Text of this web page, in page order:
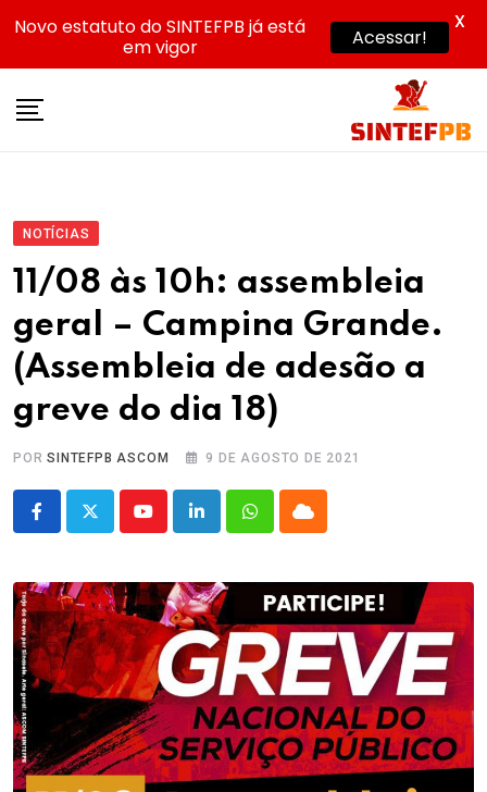
NOTÍCIAS
11/08 às 10h: assembleia
geral – Campina Grande.
(Assembleia de adesão a
greve do dia 18)
PORSINTEFPB ASCOM 9 DE AGOSTO DE 2021
YoutubeLinkedInWhatsappCloud
Novo estatuto do SINTEFPB já está
em vigor
Acessar!
X